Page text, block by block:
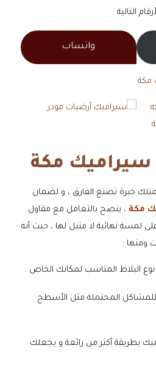
التالية :
واتساب
مكة
سيراميك مكة
خبرة تصنع الفارق ، و لضمان
مكة ، ينصح بالتعامل مع مقاول
لمسة نهائية لا مثيل لها ، حيث أنه
ومنها :
البلاط المناسب لمكانك الخاص .
المحتملة مثل الأسطح
بطريقة أكثر من رائعة و يجعلك